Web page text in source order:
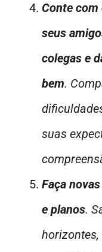
Conte
seus
colegas e
bem.
suas
Faça
e planos.